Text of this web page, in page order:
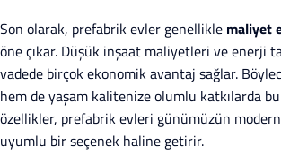
Son olarak, prefabrik evler genellikle maliyet
öne çıkar. Düşük inşaat maliyetleri ve enerji
vadede birçok ekonomik avantaj sağlar.
hem de yaşam kalitenize olumlu katkılarda
özellikler, prefabrik evleri günümüzün modern
uyumlu bir seçenek haline getirir.